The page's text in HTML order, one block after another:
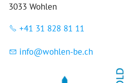
3033 Wohlen
+41 31 828 81 11
nf w hl n-b ch